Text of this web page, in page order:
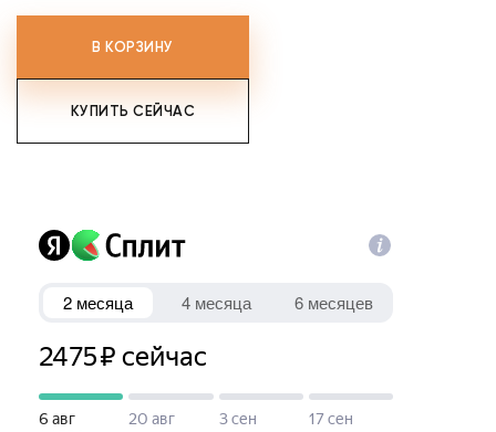
В КОРЗИНУ
КУПИТЬ СЕЙЧАС